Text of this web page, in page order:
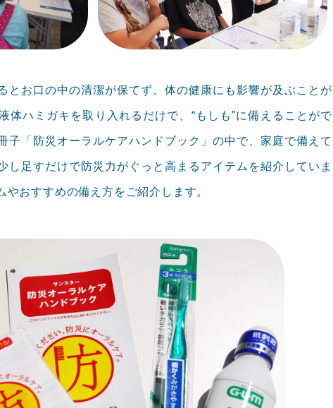
とお口の中の清潔が保てず、体の健康にも影響が及ぶことが
体ハミガキを取り入れるだけで、“もしも”に備えることがで
子「防災オーラルケアハンドブック」の中で、家庭で備えて
し足すだけで防災力がぐっと高まるアイテムを紹介していま
おすすめの備え方をご紹介します。